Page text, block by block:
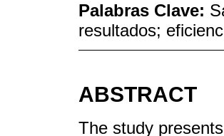
Palabras Clave:
resultados;
ABSTRACT
The study